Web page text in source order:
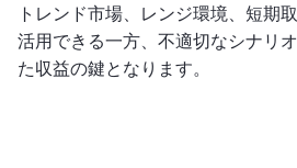
トレンド市場、レンジ環境、短期
活用できる一方、不適切なシナリ
た収益の鍵となります。